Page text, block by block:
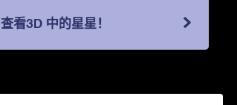
查看3D 中的星星！